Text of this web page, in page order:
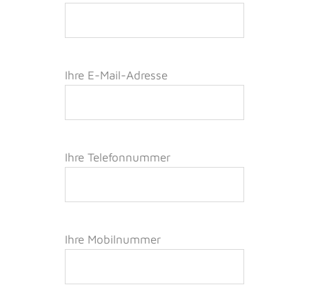
Ihre E-Mail-Adresse
Ihre Telefonnummer
Ihre Mobilnummer